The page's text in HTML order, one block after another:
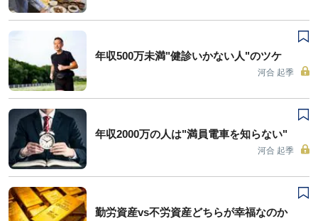
年収500万未満"健診いかない人"のツケ
河合 起季
年収2000万の人は"満員電車を知らない"
河合 起季
勤労資産vs不労資産どちらが幸福なのか